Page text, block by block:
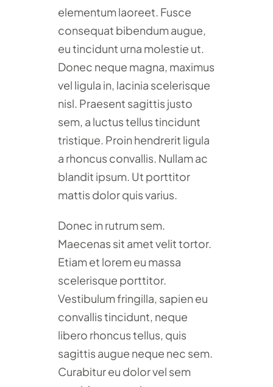
elementum laoreet. Fusce
consequat bibendum augue,
eu tincidunt urna molestie ut.
Donec neque magna, maximus
vel ligula in, lacinia scelerisque
nisl. Praesent sagittis justo
sem, a luctus tellus tincidunt
tristique. Proin hendrerit ligula
a rhoncus convallis. Nullam ac
blandit ipsum. Ut porttitor
mattis dolor quis varius.
Donec in rutrum sem.
Maecenas sit amet velit tortor.
Etiam et lorem eu massa
scelerisque porttitor.
Vestibulum fringilla, sapien eu
convallis tincidunt, neque
libero rhoncus tellus, quis
sagittis augue neque nec sem.
Curabitur eu dolor vel sem